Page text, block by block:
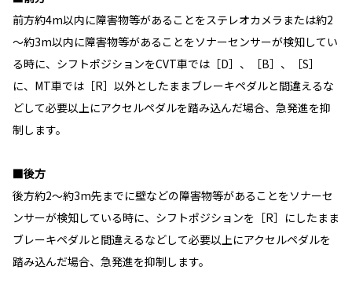
前方約4m以内に障害物等があることをステレオカメラまたは約2
～約3m以内に障害物等があることをソナーセンサーが検知してい
る時に、シフトポジションをCVT車では［D］、［B］、［S］
に、MT車では［R］以外としたままブレーキペダルと間違えるな
どして必要以上にアクセルペダルを踏み込んだ場合、急発進を抑
制します。
■後方
後方約2～約3m先までに壁などの障害物等があることをソナーセ
ンサーが検知している時に、シフトポジションを［R］にしたまま
ブレーキペダルと間違えるなどして必要以上にアクセルペダルを
踏み込んだ場合、急発進を抑制します。